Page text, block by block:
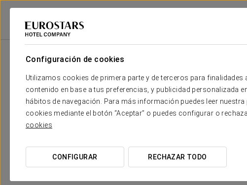
Configuración de cookies
Utilizamos cookies de primera parte y de terceros para finalidades
contenido en base a tus preferencias, y publicidad personalizada
hábitos de navegación. Para más información puedes leer
cookies mediante el botón “Aceptar” o puedes configurar o
cookies
CONFIGURAR RECHAZAR TODO
Eurostars Hotel Company